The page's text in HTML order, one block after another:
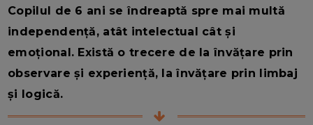
Copilul de 6 ani se îndreaptă spre mai multă
independență, atât intelectual cât și
emoțional. Există o trecere de la învățare prin
observare și experiență, la învățare prin limbaj
și logică.